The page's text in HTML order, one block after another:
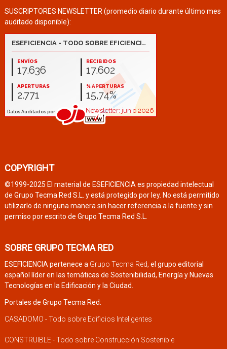
SUSCRIPTORES NEWSLETTER (promedio diario durante último mes
auditado disponible):
COPYRIGHT
©1999-2025 El material de ESEFICIENCIA es propiedad intelectual
de Grupo Tecma Red S.L. y está protegido por ley. No está permitido
utilizarlo de ninguna manera sin hacer referencia a la fuente y sin
permiso por escrito de Grupo Tecma Red S.L.
SOBRE GRUPO TECMA RED
ESEFICIENCIA pertenece a Grupo Tecma Red, el grupo editorial
español líder en las temáticas de Sostenibilidad, Energía y Nuevas
Tecnologías en la Edificación y la Ciudad.
Portales de Grupo Tecma Red:
CASADOMO - Todo sobre Edificios Inteligentes
CONSTRUIBLE - Todo sobre Construcción Sostenible